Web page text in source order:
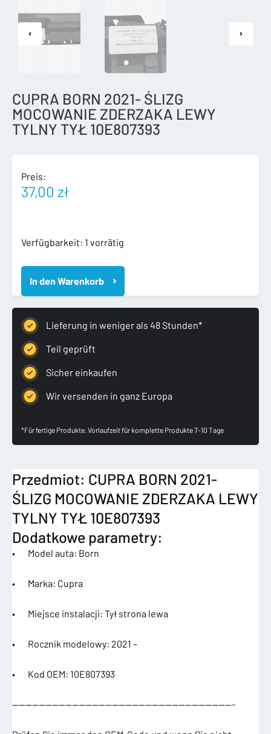
CUPRA BORN 2021- ŚLIZG
MOCOWANIE ZDERZAKA LEWY
TYLNY TYŁ 10E807393
Preis:
37,00 zł
Verfügbarkeit: 1 vorrätig
CUPRA
2021-
ŚLIZG
MOCOWANIE
ZDERZAKA
LEWY
TYLNY
TYŁ
10E807393
Menge
In den Warenkorb
Lieferung in weniger als 48 Stunden*
Teil geprüft
Sicher einkaufen
Wir versenden in ganz Europa
*Für fertige Produkte. Vorlaufzeit für komplette Produkte 7-10 Tage
Przedmiot: CUPRA BORN 2021-
ŚLIZG MOCOWANIE ZDERZAKA LEWY
TYLNY TYŁ 10E807393
Dodatkowe parametry:
• Model auta: Born
• Marka: Cupra
• Miejsce instalacji: Tył strona lewa
• Rocznik modelowy: 2021 –
• Kod OEM: 10E807393
—————————————————————————————————-